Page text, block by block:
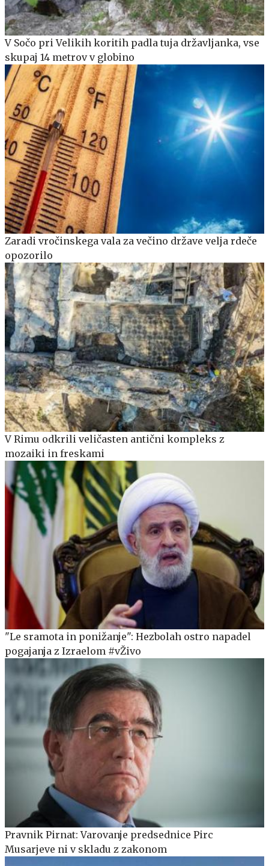
V Sočo pri Velikih koritih padla tuja državljanka, vse
skupaj 14 metrov v globino
Zaradi vročinskega vala za večino države velja rdeče
opozorilo
V Rimu odkrili veličasten antični kompleks z
mozaiki in freskami
"Le sramota in ponižanje": Hezbolah ostro napadel
pogajanja z Izraelom #vŽivo
Pravnik Pirnat: Varovanje predsednice Pirc
Musarjeve ni v skladu z zakonom